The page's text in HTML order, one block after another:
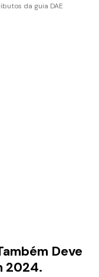
da guia DAE
Deve
2024.